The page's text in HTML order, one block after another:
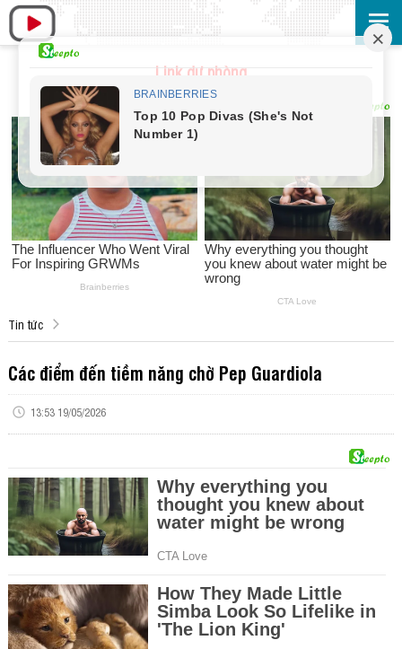
Link dự phòng
Tin tức
Các điểm đến tiềm năng chờ Pep Guardiola
13:53 19/05/2026